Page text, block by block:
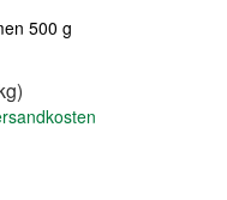
500 g